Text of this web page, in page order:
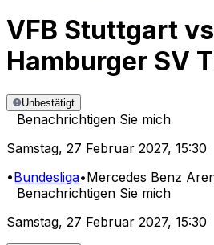
VFB Stuttgart vs
Hamburger SV
Unbestätigt
Benachrichtigen Sie mich
Samstag, 27 Februar 2027, 15:30
•Bundesliga•Mercedes Benz
Benachrichtigen Sie mich
Samstag, 27 Februar 2027, 15:30